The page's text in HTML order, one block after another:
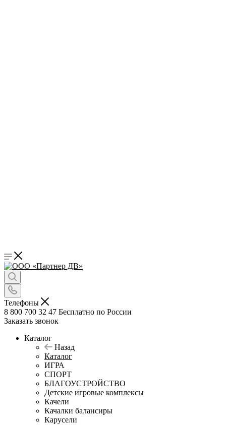
Телефоны
8 800 700 32 47 Бесплатно по России
Заказать звонок
Каталог
Назад
Каталог
ИГРА
СПОРТ
БЛАГОУСТРОЙСТВО
Детские игровые комплексы
Качели
Качалки балансиры
Карусели